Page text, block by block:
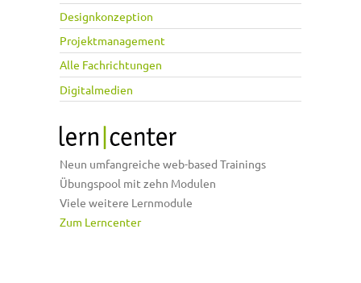
Designkonzeption
Projektmanagement
Alle Fachrichtungen
Digitalmedien
Neun umfangreiche web-based Trainings
Übungspool mit zehn Modulen
Viele weitere Lernmodule
Zum Lerncenter